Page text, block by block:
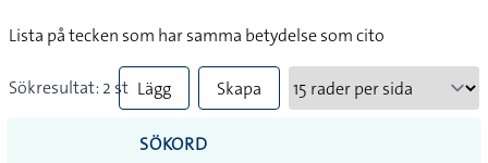
Lista på tecken som har samma betydelse som cito
Sökresultat: 2 st Lägg
till
Skapa
SÖKORD